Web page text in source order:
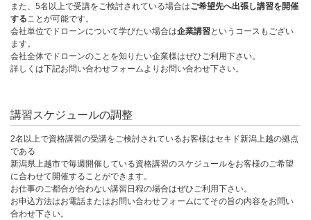
また、5名以上で受講をご検討されている場合はご希望先へ出張し講習を開催
することが可能です。
会社単位でドローンについて学びたい場合は企業講習というコースもござい
ます。
会社全体でドローンのことを知りたい企業様はぜひご利用下さい。
詳しくは下記お問い合わせフォームよりお問い合わせ下さい。
講習スケジュールの調整
2名以上で資格講習の受講をご検討されているお客様はセキド新潟上越の拠点
である
新潟県上越市で毎週開催している資格講習のスケジュールをお客様のご希望
に合わせて開催することができます。
お仕事のご都合が合わない講習日程の場合はぜひご利用下さい。
お申込方法はお電話またはお問い合わせフォームにてその旨の内容をお問い
合わせ下さい。